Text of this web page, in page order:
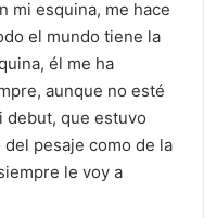
mi esquina, me hace
el mundo tiene la
él me ha
aunque no esté
debut, que estuvo
pesaje como de la
le voy a